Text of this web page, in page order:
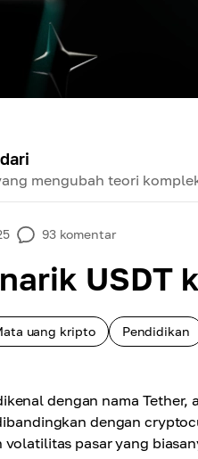
mengubah teori
93 komentar
USDT
uang kripto Pendidikan
dengan nama
dengan
pasar yang